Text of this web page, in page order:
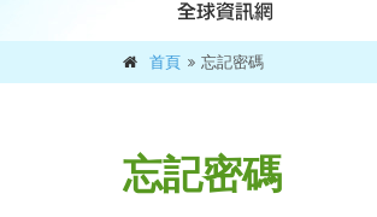
首頁 忘記密碼
忘記密碼